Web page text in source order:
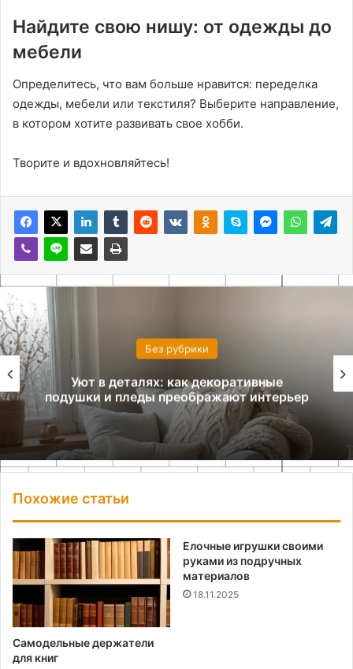
Найдите свою нишу: от одежды до
мебели
Определитесь, что вам больше нравится: переделка
одежды, мебели или текстиля? Выберите направление,
в котором хотите развивать свое хобби.
Творите и вдохновляйтесь!
Без рубрики
Уют в деталях: как декоративные
подушки и пледы преображают интерьер
Похожие статьи
Самодельные держатели
для книг
Елочные игрушки своими
руками из подручных
материалов
18.11.2025